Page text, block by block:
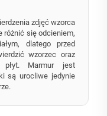
zdjęć wzorca
różnić się odcieniem,
dlatego przed
wzorzec oraz
płyt. Marmur jest
są urocliwe jedynie